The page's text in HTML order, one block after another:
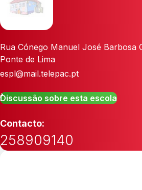
Rua Cónego Manuel José Barbosa
Ponte de Lima
espl@mail.telepac.pt
Discussão sobre esta escola
Contacto:
258909140